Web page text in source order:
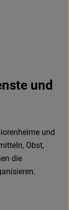
und
und
Obst,
die